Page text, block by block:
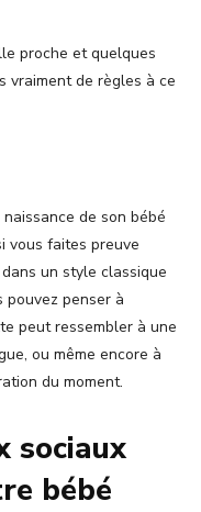
proche et quelques
vraiment de règles à ce
de son bébé
vous faites preuve
un style classique
pouvez penser à
peut ressembler à une
ou même encore à
du moment.
sociaux
bébé